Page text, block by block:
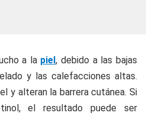
a la piel, debido a las bajas
y las calefacciones altas.
y alteran la barrera cutánea. Si
el resultado puede ser